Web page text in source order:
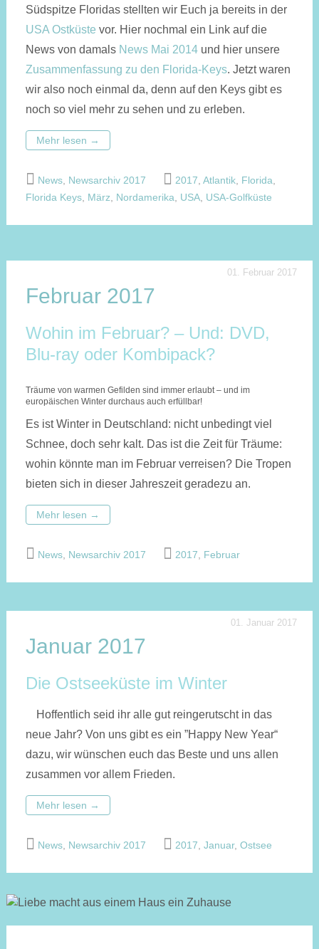
Südspitze Floridas stellten wir Euch ja bereits in der
USA Ostküste vor. Hier nochmal ein Link auf die
News von damals News Mai 2014und hier unsere
Zusammenfassung zu den Florida-Keys. Jetzt waren
wir also noch einmal da, denn auf den Keys gibt es
noch so viel mehr zu sehen und zu erleben.
Mehr lesen →
News, Newsarchiv 2017 2017 Atlantik, Florida
Florida Keys, März Nordamerika USA, USA-Golfküste
01. Februar 2017
Februar 2017
Wohin im Februar? – Und: DVD,
Blu-ray oder Kombipack?
Träume von warmen Gefilden sind immer erlaubt – und im
europäischen Winter durchaus auch erfüllbar!
Es ist Winter in Deutschland: nicht unbedingt viel
Schnee, doch sehr kalt. Das ist die Zeit für Träume:
wohin könnte man im Februar verreisen? Die Tropen
bieten sich in dieser Jahreszeit geradezu an.
Mehr lesen →
News, Newsarchiv 2017 2017 Februar
01. Januar 2017
Januar 2017
Die Ostseeküste im Winter
Hoffentlich seid ihr alle gut reingerutscht in das
neue Jahr? Von uns gibt es ein ”Happy New Year“
dazu, wir wünschen euch das Beste und uns allen
zusammen vor allem Frieden.
Mehr lesen →
News, Newsarchiv 2017 2017 Januar, Ostsee